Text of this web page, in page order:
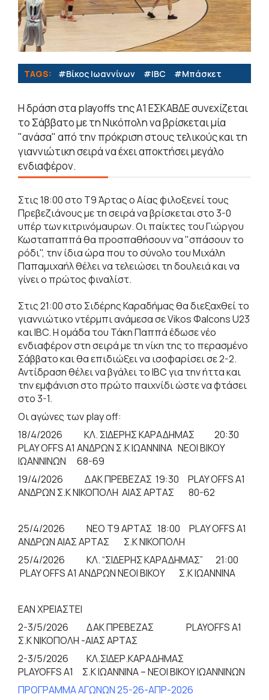
TAGS: #Βίκος Ιωαννίνων #IBC #Μπάσκετ
Η δράση στα playoffs της Α1 ΕΣΚΑΒΔΕ συνεχίζεται
το Σάββατο με τη Νικόπολη να βρίσκεται μία
"ανάσα" από την πρόκριση στους τελικούς και τη
γιαννιώτικη σειρά να έχει αποκτήσει μεγάλο
ενδιαφέρον.
Στις 18:00 στο Τ9 Άρτας ο Αίας φιλοξενεί τους
Πρεβεζιάνους με τη σειρά να βρίσκεται στο 3-0
υπέρ των κιτρινόμαυρων. Οι παίκτες του Γιώργου
Κωσταπαππά θα προσπαθήσουν να "σπάσουν το
ρόδι", την ίδια ώρα που το σύνολο του Μιχάλη
Παπαμιχαήλ θέλει να τελειώσει τη δουλειά και να
γίνει ο πρώτος φιναλίστ.
Στις 21:00 στο Σιδέρης Καραδήμας θα διεξαχθεί το
γιαννιώτικο ντέρμπι ανάμεσα σε Vikos Φalcons U23
και IBC. Η ομάδα του Τάκη Παππά έδωσε νέο
ενδιαφέρον στη σειρά με τη νίκη της το περασμένο
Σάββατο και θα επιδιώξει να ισοφαρίσει σε 2-2.
Αντίδραση θέλει να βγάλει το IBC για την ήττα και
την εμφάνιση στο πρώτο παιχνίδι ώστε να φτάσει
στο 3-1.
Οι αγώνες των play off:
18/4/2026 ΚΛ. ΣΙΔΕΡΗΣ ΚΑΡΑΔΗΜΑΣ 20:30
PLAY OFFS A1 ΑΝΔΡΩΝ Σ.Κ ΙΩΑΝΝΙΝΑ ΝΕΟΙ ΒΙΚΟΥ
ΙΩΑΝΝΙΝΩΝ 68-69
19/4/2026 ΔΑΚ ΠΡΕΒΕΖΑΣ 19:30 PLAY OFFS A1
ΑΝΔΡΩΝ Σ.Κ ΝΙΚΟΠΟΛΗ ΑΙΑΣ ΑΡΤΑΣ 80-62
25/4/2026 NEO Τ9 ΑΡΤΑΣ 18:00 PLAY OFFS A1
ΑΝΔΡΩΝ ΑΙΑΣ ΑΡΤΑΣ Σ.Κ ΝΙΚΟΠΟΛΗ
25/4/2026 ΚΛ. “ΣΙΔΕΡΗΣ ΚΑΡΑΔΗΜΑΣ” 21:00
PLAY OFFS A1 ΑΝΔΡΩΝ NEOI BIKOY Σ.Κ ΙΩΑΝΝΙΝΑ
ΕΑΝ ΧΡΕΙΑΣΤΕΙ
2-3/5/2026 ΔΑΚ ΠΡΕΒΕΖΑΣ PLAYOFFS A1
Σ.Κ ΝΙΚΟΠΟΛΗ -ΑΙΑΣ ΑΡΤΑΣ
2-3/5/2026 ΚΛ.ΣΙΔΕΡ.ΚΑΡΑΔΗΜΑΣ
PLAYOFFS A1 Σ.Κ ΙΩΑΝΝΙΝΑ – ΝΕΟΙ ΒΙΚΟΥ ΙΩΑΝΝΙΝΩΝ
ΠΡΟΓΡΑΜΜΑ ΑΓΩΝΩΝ 25-26-ΑΠΡ-2026